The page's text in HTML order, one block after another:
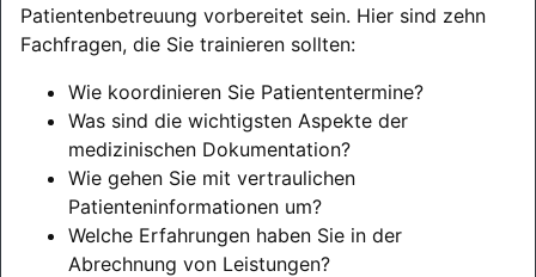
Patientenbetreuung vorbereitet sein. Hier sind zehn
Fachfragen, die Sie trainieren sollten:
Wie koordinieren Sie Patiententermine?
Was sind die wichtigsten Aspekte der
medizinischen Dokumentation?
Wie gehen Sie mit vertraulichen
Patienteninformationen um?
Welche Erfahrungen haben Sie in der
Abrechnung von Leistungen?